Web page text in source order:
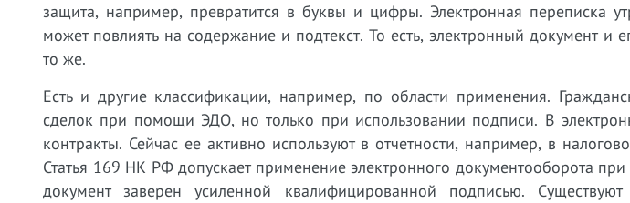
защита, например, превратится в буквы и цифры. Электронная переписка
может повлиять на содержание и подтекст. То есть, электронный документ и
то же.
Есть и другие классификации, например, по области применения.
сделок при помощи ЭДО, но только при использовании подписи. В
контракты. Сейчас ее активно используют в отчетности, например, в
Статья 169 НК РФ допускает применение электронного документооборота
документ заверен усиленной квалифицированной подписью.